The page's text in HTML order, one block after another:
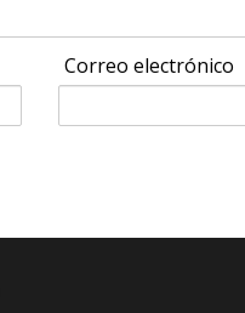
Correo electrónico